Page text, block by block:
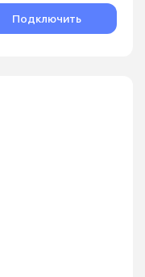
Подключить